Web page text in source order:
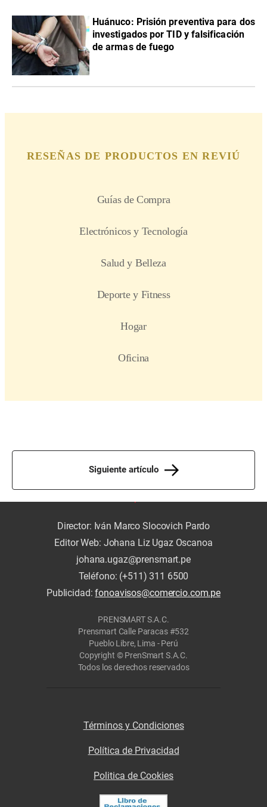
Huánuco: Prisión preventiva para dos
investigados por TID y falsificación
de armas de fuego
Siguiente artículo
Director: Iván Marco Slocovich Pardo
Editor Web: Johana Liz Ugaz Oscanoa
johana.ugaz@prensmart.pe
Teléfono: (+511) 311 6500
Publicidad:fonoavisos@comercio.com.pe
PRENSMART S.A.C.
Prensmart Calle Paracas #532
Pueblo Libre, Lima - Perú
Copyright © PrenSmart S.A.C.
Todos los derechos reservados
Términos y Condiciones
Política de Privacidad
Politica de Cookies